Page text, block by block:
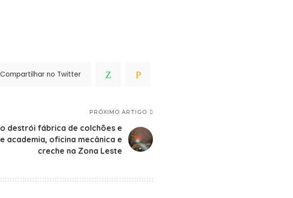
Compartilhar no Twitter
PRÓXIMO ARTIGO
destrói fábrica de colchões e
academia, oficina mecânica e
creche na Zona Leste